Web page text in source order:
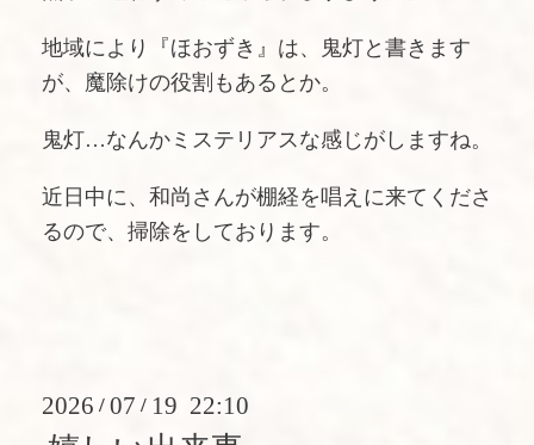
地域により『ほおずき』は、鬼灯と書きます
が、魔除けの役割もあるとか。
鬼灯…なんかミステリアスな感じがしますね。
近日中に、和尚さんが棚経を唱えに来てくださ
るので、掃除をしております。
2026 / 07 / 19 22:10